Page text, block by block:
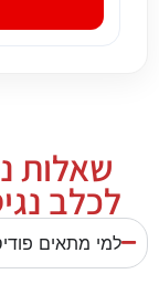
שאלות
לכלב נגיסי
למי מתאים פודיס